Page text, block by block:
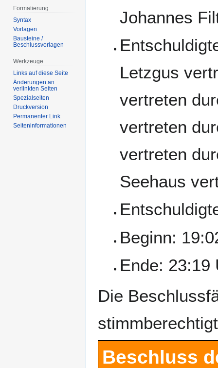
Johannes
Letzgus
vertreten
vertreten
vertreten
Seehaus
Beginn:
Ende: 23:19
Die
Beschluss
Formatierung
Syntax
Vorlagen
Bausteine /
Beschlussvorlagen
Werkzeuge
Links auf diese Seite
Änderungen an
verlinkten Seiten
Spezialseiten
Druckversion
Permanenter Link
Seiten­­informationen